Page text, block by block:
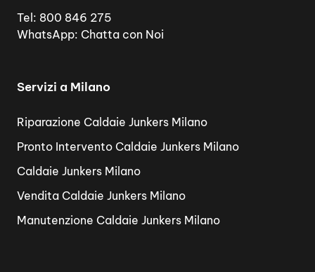
Tel: 800 846 275
WhatsApp: Chatta con Noi
Servizi a Milano
Riparazione Caldaie Junkers Milano
Pronto Intervento Caldaie Junkers Milano
Caldaie Junkers Milano
Vendita Caldaie Junkers Milano
Manutenzione Caldaie Junkers Milano